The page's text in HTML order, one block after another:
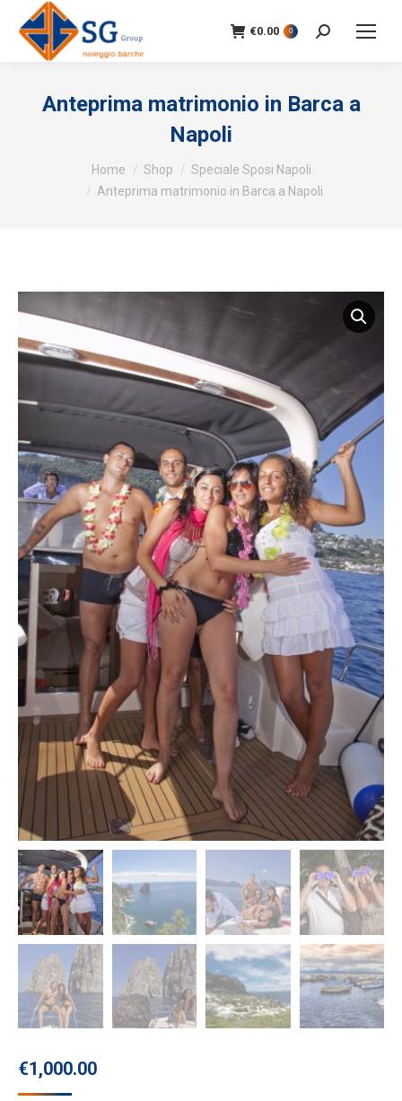
€0.00 0 Search:
Anteprima matrimonio in Barca a
Napoli
You are here:Home Shop
Speciale Sposi Napoli
Anteprima matrimonio in Barca a Napoli
€1,000.00